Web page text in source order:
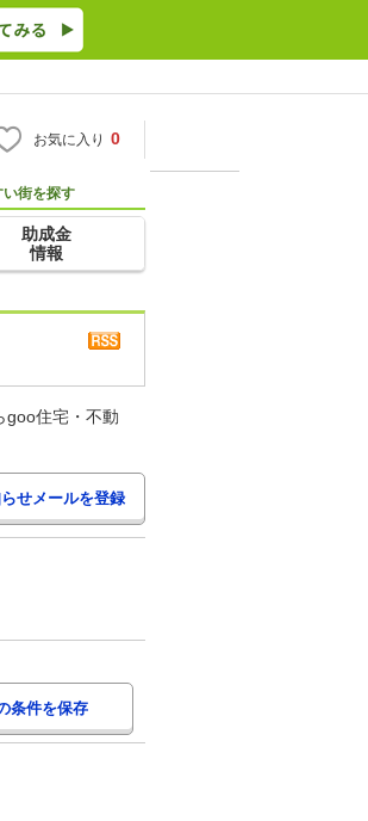
お気に入り 0
い街を探す
助成金
情報
goo住宅・不動
条件を保存